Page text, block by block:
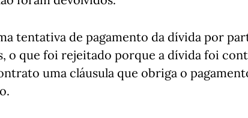
tentativa de pagamento da dívida por
o que foi rejeitado porque a dívida foi
uma cláusula que obriga o